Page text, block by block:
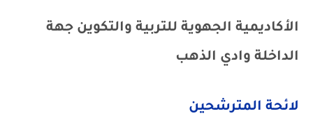
الأكاديمية الجهوية للتربية والتكوين جهة
الداخلة وادي الذهب
لائحة المترشحين